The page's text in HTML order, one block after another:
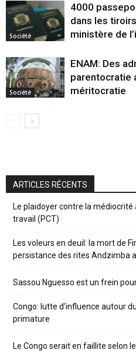
Société
4000
dans les
ministère de
Société
ENAM: Des
parentocratie
méritocratie
ARTICLES RÉCENTS
Le plaidoyer contre la
travail (PCT)
Les voleurs en deuil: la mort de
persistance des rites Andzimba
Sassou Nguesso est un frein
Congo: lutte d’influence autour
primature
Le Congo serait en faillite selon le